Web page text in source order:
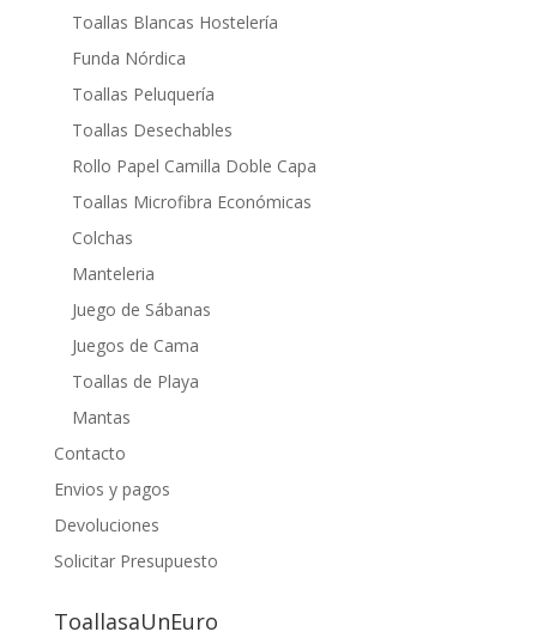
Toallas Blancas Hostelería
Funda Nórdica
Toallas Peluquería
Toallas Desechables
Rollo Papel Camilla Doble Capa
Toallas Microfibra Económicas
Colchas
Manteleria
Juego de Sábanas
Juegos de Cama
Toallas de Playa
Mantas
Contacto
Envios y pagos
Devoluciones
Solicitar Presupuesto
ToallasaUnEuro